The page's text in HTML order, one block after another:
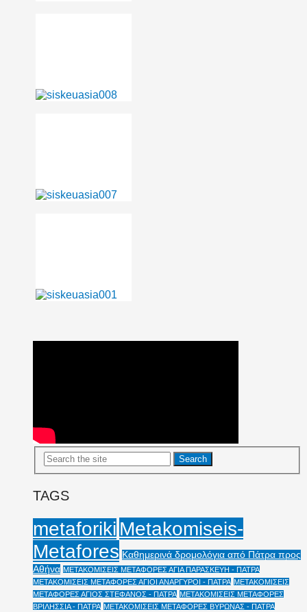
TAGS
metaforiki Metakomiseis-
Metafores Καθημερινά δρομολόγια από Πάτρα προς
Αθήνα ΜΕΤΑΚΟΜΙΣΕΙΣ ΜΕΤΑΦΟΡΕΣ ΑΓΙΑ ΠΑΡΑΣΚΕΥΗ - ΠΑΤΡΑ
ΜΕΤΑΚΟΜΙΣΕΙΣ ΜΕΤΑΦΟΡΕΣ ΑΓΙΟΙ ΑΝΑΡΓΥΡΟΙ - ΠΑΤΡΑ ΜΕΤΑΚΟΜΙΣΕΙΣ
ΜΕΤΑΦΟΡΕΣ ΑΓΙΟΣ ΣΤΕΦΑΝΟΣ - ΠΑΤΡΑ ΜΕΤΑΚΟΜΙΣΕΙΣ ΜΕΤΑΦΟΡΕΣ
ΒΡΙΛΗΣΣΙΑ - ΠΑΤΡΑ ΜΕΤΑΚΟΜΙΣΕΙΣ ΜΕΤΑΦΟΡΕΣ ΒΥΡΩΝΑΣ - ΠΑΤΡΑ